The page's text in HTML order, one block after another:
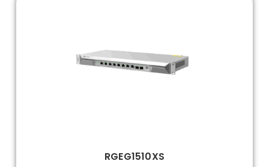
RGEG1510XS